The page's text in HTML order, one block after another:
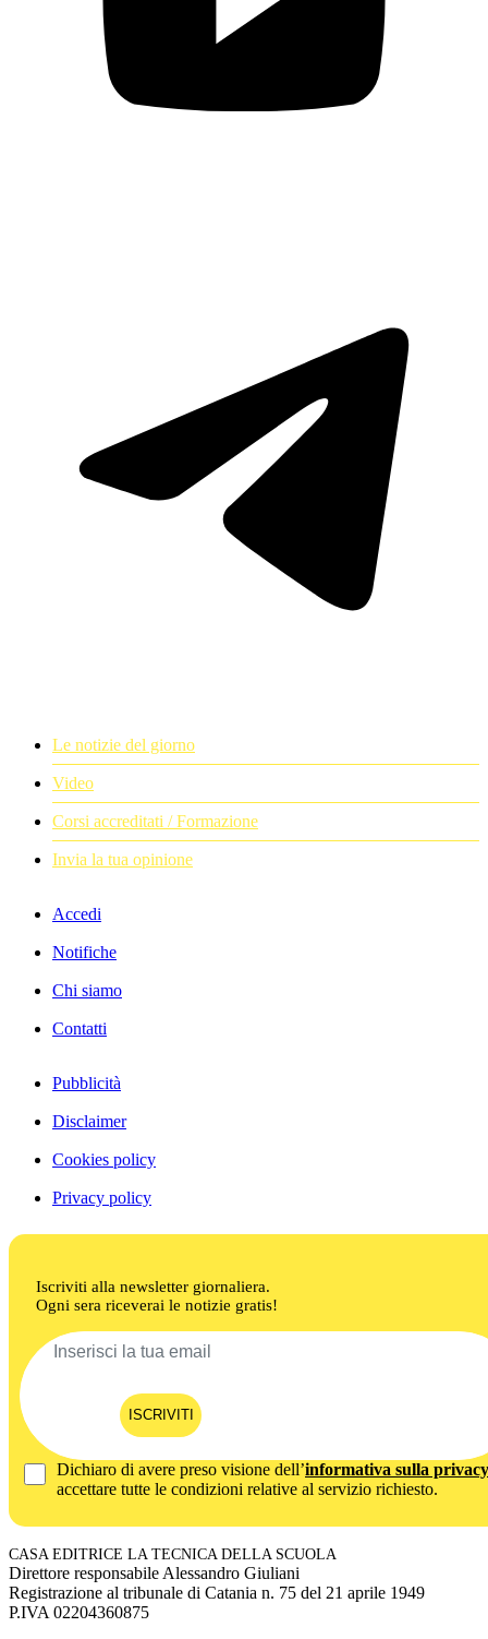
Le notizie del giorno
Video
Corsi accreditati / Formazione
Invia la tua opinione
Accedi
Notifiche
Chi siamo
Contatti
Pubblicità
Disclaimer
Cookies policy
Privacy policy
Iscriviti alla newsletter giornaliera.
Ogni sera riceverai le notizie gratis!
ISCRIVITI
Dichiaro di avere preso visione dell’informativa sulla privacy
accettare tutte le condizioni relative al servizio richiesto.
CASA EDITRICE LA TECNICA DELLA SCUOLA
Direttore responsabile Alessandro Giuliani
Registrazione al tribunale di Catania n. 75 del 21 aprile 1949
P.IVA 02204360875